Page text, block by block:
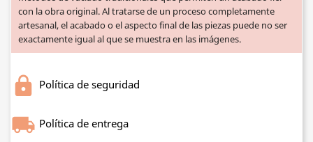
con la obra original. Al tratarse de un proceso completamente
artesanal, el acabado o el aspecto final de las piezas puede no ser
exactamente igual al que se muestra en las imágenes.
Política de seguridad
Política de entrega